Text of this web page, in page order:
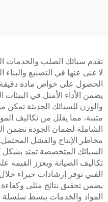
تقدم سبائك الصلب والخدمات
لا غنى عنها في التصنيع والبناء
الحصول على خواص مادة
يضمن الأداء الأمثل في البيئات
والوزن للسبائك الحديثة تمكن
متينة، مما يقلل من تكاليف
الشاملة لضمان الجودة تضمن
مخاطر الإنتاج والفشل
السبائك المتخصصة تمتد بشكل
تكاليف الصيانة ويعزز القيمة
الفني توفر إرشادات خبراء خلال
يضمن تحقيق نتائج مثلى وكفاءة
المواد والخدمات يبسط سلسلة